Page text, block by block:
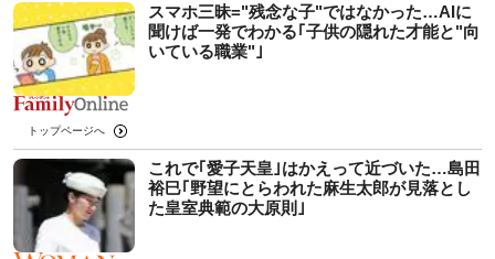
スマホ三昧="残念な子"ではなかった…AIに
聞けば一発でわかる｢子供の隠れた才能と"向
いている職業"｣
トップページへ
これで｢愛子天皇｣はかえって近づいた…島田
裕巳｢野望にとらわれた麻生太郎が見落とし
た皇室典範の大原則｣